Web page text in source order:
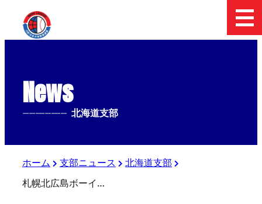
News
-------------- 北海道支部
ホーム 支部ニュース
北海道支部
札幌北広島ボーイズ体験練習